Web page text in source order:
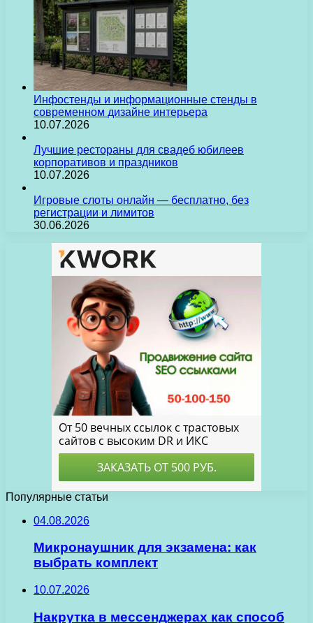
Инфостенды и информационные стенды в
современном дизайне интерьера
10.07.2026
Лучшие рестораны для свадеб юбилеев
корпоративов и праздников
10.07.2026
Игровые слоты онлайн — бесплатно, без
регистрации и лимитов
30.06.2026
Популярные статьи
04.08.2026
Микронаушник для экзамена: как
выбрать комплект
10.07.2026
Накрутка в мессенджерах как способ